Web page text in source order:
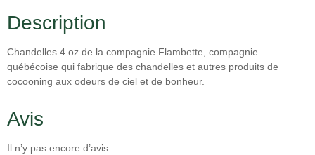
Description
Chandelles 4 oz de la compagnie Flambette, compagnie
québécoise qui fabrique des chandelles et autres produits de
cocooning aux odeurs de ciel et de bonheur.
Avis
Il n’y pas encore d’avis.